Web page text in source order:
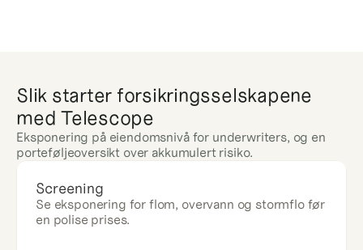
Slik starter forsikringsselskapene
med Telescope
Eksponering på eiendomsnivå for underwriters, og en
porteføljeoversikt over akkumulert risiko.
Screening
Se eksponering for flom, overvann og stormflo før
en polise prises.